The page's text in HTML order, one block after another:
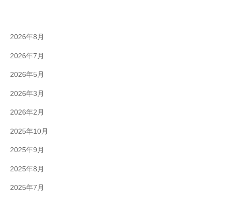
2026年8月
2026年7月
2026年5月
2026年3月
2026年2月
2025年10月
2025年9月
2025年8月
2025年7月